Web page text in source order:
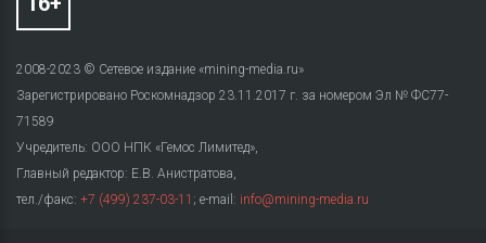
2008-2023 © Сетевое издание «mining-media.ru»
Зарегистрировано Роскомнадзор 23.11.2017 г. за номером Эл № ФС77-
71589
Учредитель: ООО НПК «Гемос Лимитед»,
Главный редактор: Е.В. Анистратова,
тел./факс: +7 (499) 237-03-11 ; e-mail: info@mining-media.ru